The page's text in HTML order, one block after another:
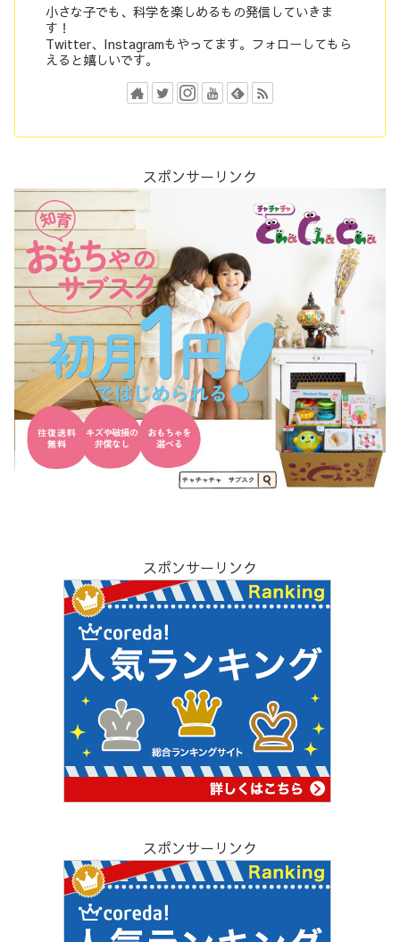
小さな子でも、科学を楽しめるもの発信していきま
す！
Twitter、Instagramもやってます。フォローしてもら
えると嬉しいです。
スポンサーリンク
スポンサーリンク
スポンサーリンク